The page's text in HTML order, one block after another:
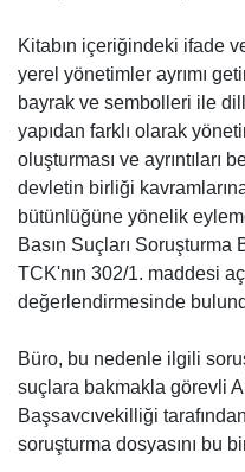
Kitabın içeriğindeki ifade
yerel yönetimler ayrımı
bayrak ve sembolleri ile
yapıdan farklı olarak
oluşturması ve ayrıntıları
devletin birliği
bütünlüğüne yönelik
Basın Suçları Soruşturma
TCK'nın 302/1. maddesi
değerlendirmesinde
Büro, bu nedenle ilgili
suçlara bakmakla görevli
Başsavcıvekilliği
soruşturma dosyasını bu